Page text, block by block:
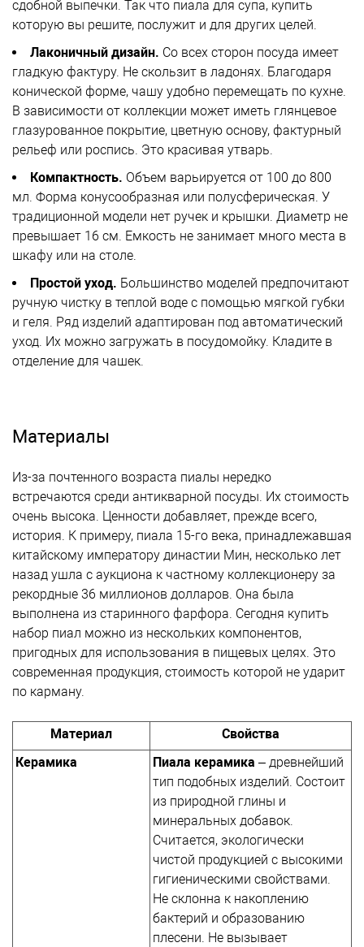
сдобной выпечки. Так что пиала для супа, купить
которую вы решите, послужит и для других целей.
Лаконичный дизайн. Со всех сторон посуда имеет
гладкую фактуру. Не скользит в ладонях. Благодаря
конической форме, чашу удобно перемещать по кухне.
В зависимости от коллекции может иметь глянцевое
глазурованное покрытие, цветную основу, фактурный
рельеф или роспись. Это красивая утварь.
Компактность. Объем варьируется от 100 до 800
мл. Форма конусообразная или полусферическая. У
традиционной модели нет ручек и крышки. Диаметр не
превышает 16 см. Емкость не занимает много места в
шкафу или на столе.
Простой уход. Большинство моделей предпочитают
ручную чистку в теплой воде с помощью мягкой губки
и геля. Ряд изделий адаптирован под автоматический
уход. Их можно загружать в посудомойку. Кладите в
отделение для чашек.
Материалы
Из-за почтенного возраста пиалы нередко
встречаются среди антикварной посуды. Их стоимость
очень высока. Ценности добавляет, прежде всего,
история. К примеру, пиала 15-го века, принадлежавшая
китайскому императору династии Мин, несколько лет
назад ушла с аукциона к частному коллекционеру за
рекордные 36 миллионов долларов. Она была
выполнена из старинного фарфора. Сегодня купить
набор пиал можно из нескольких компонентов,
пригодных для использования в пищевых целях. Это
современная продукция, стоимость которой не ударит
по карману.
Материал
Свойства
Керамика
Пиала керамика – древнейший
тип подобных изделий. Состоит
из природной глины и
минеральных добавок.
Считается, экологически
чистой продукцией с высокими
гигиеническими свойствами.
Не склонна к накоплению
бактерий и образованию
плесени. Не вызывает